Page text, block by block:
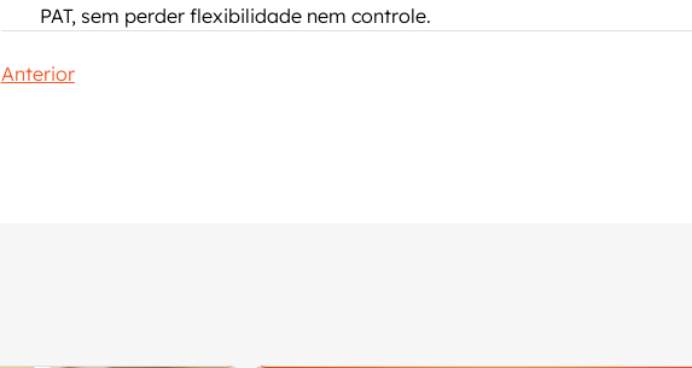
PAT, sem perder flexibilidade nem controle.
Anterior